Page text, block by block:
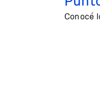
Conocé